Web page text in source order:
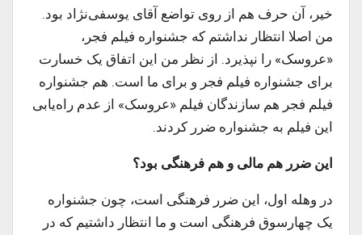
خیر، آن حرف هم از روی تواضع آقای یوسفی‌نژاد بود.
من اصلا انتظار نداشتم که جشنواره فیلم فجر،
«عروسک» را نپذیرد. از نظر من این اتفاق یک خسارت
برای جشنواره فیلم فجر و برای ما است. هم جشنواره
فیلم فجر هم سازندگان فیلم «عروسک» از عدم راه‌یابی
این فیلم به جشنواره ضرر کردند.
این ضرر هم مالی و هم فرهنگی بود؟
در وهله اول، این ضرر فرهنگی است، چون جشنواره
یک چهارسوق فرهنگی است و ما انتظار داشتیم که در